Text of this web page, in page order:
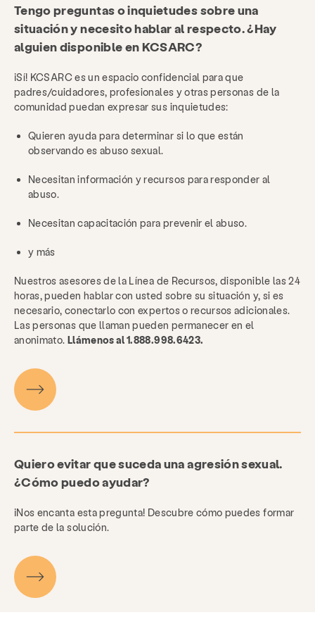
Tengo preguntas o inquietudes sobre una
situación y necesito hablar al respecto. ¿Hay
alguien disponible en KCSARC?
¡Sí! KCSARC es un espacio confidencial para que
padres/cuidadores, profesionales y otras personas de la
comunidad puedan expresar sus inquietudes:
Quieren ayuda para determinar si lo que están
observando es abuso sexual.
Necesitan información y recursos para responder al
abuso.
Necesitan capacitación para prevenir el abuso.
y más
Nuestros asesores de la Línea de Recursos, disponible las 24
horas, pueden hablar con usted sobre su situación y, si es
necesario, conectarlo con expertos o recursos adicionales.
Las personas que llaman pueden permanecer en el
anonimato. Llámenos al 1.888.998.6423.
Quiero evitar que suceda una agresión sexual.
¿Cómo puedo ayudar?
¡Nos encanta esta pregunta! Descubre cómo puedes formar
parte de la solución.